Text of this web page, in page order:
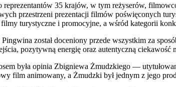
reprezentantów 35 krajów, w tym reżyserów,
przestrzeni prezentacji filmów poświęconych
turystyczne i promocyjne, a wśród kategorii
został doceniony przede wszystkim za
pozytywną energię oraz autentyczną
była opinia Zbigniewa Żmudzkiego —
film animowany, a Żmudzki był jednym z jego